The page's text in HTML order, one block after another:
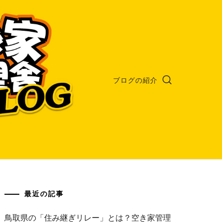
ブログの紹介
最近の記事
鳥取県の「住み継ぎリレー」とは？空き家管理